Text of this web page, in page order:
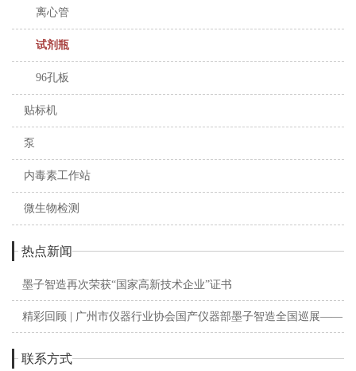
离心管
试剂瓶
96孔板
贴标机
泵
内毒素工作站
微生物检测
热点新闻
墨子智造再次荣获“国家高新技术企业”证书
精彩回顾 | 广州市仪器行业协会国产仪器部墨子智造全国巡展——
西安站
联系方式